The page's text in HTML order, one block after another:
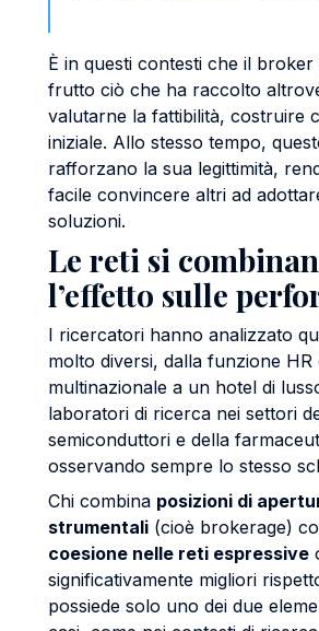
È in questi contesti che il
frutto ciò che ha raccolto
valutarne la fattibilità, costruire
iniziale. Allo stesso tempo,
rafforzano la sua legittimità,
facile convincere altri ad
soluzioni.
Le reti si
l’effetto sulle
I ricercatori hanno analizzato
molto diversi, dalla funzione HR
multinazionale a un hotel di
laboratori di ricerca nei settori
semiconduttori e della
osservando sempre lo stesso
Chi combina posizioni di
strumentali (cioè brokerage)
coesione nelle reti espressive
significativamente migliori
possiede solo uno dei due